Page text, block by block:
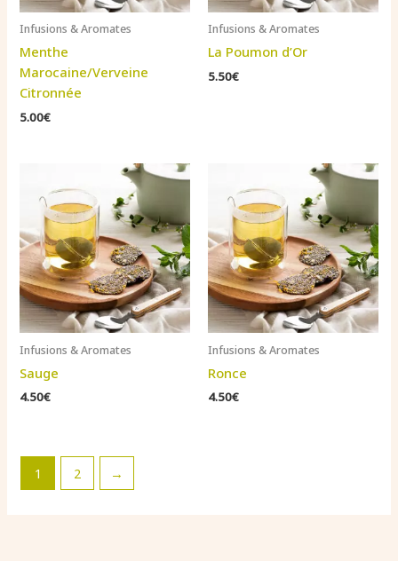
Infusions & Aromates
Menthe
Marocaine/Verveine
Citronnée
5.00€
Infusions & Aromates
La Poumon d’Or
5.50€
Infusions & Aromates
Sauge
4.50€
Infusions & Aromates
Ronce
4.50€
1 2 →